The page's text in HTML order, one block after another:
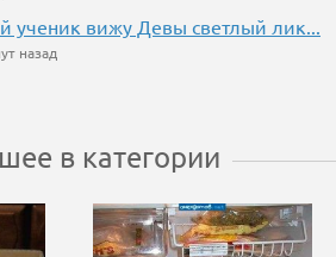
ученик вижу Девы светлый лик...
назад
в категории